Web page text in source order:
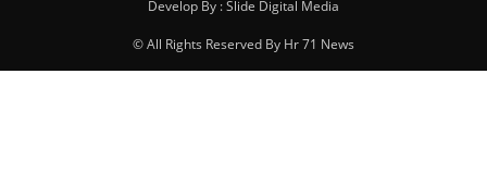
Develop By : Slide Digital Media
© All Rights Reserved By Hr 71 News